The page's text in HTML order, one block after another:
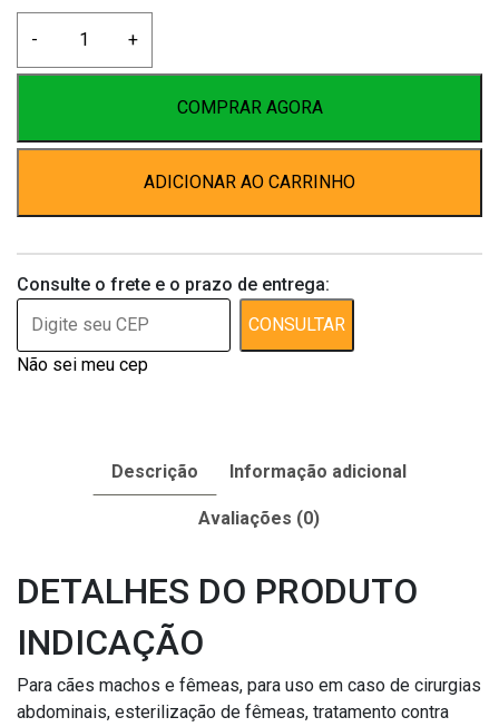
-
Cirúrgica
Fêmea
de
6kg
–
Verde
+
COMPRAR AGORA
ADICIONAR AO CARRINHO
Consulte o frete e o prazo de entrega:
CONSULTAR
Não sei meu cep
Descrição Informação adicional
Avaliações (0)
DETALHES DO PRODUTO
INDICAÇÃO
Para cães machos e fêmeas, para uso em caso de cirurgias
abdominais, esterilização de fêmeas, tratamento contra